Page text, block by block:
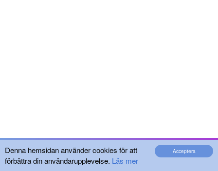
Acceptera
Denna hemsidan använder cookies för att
förbättra din användarupplevelse. Läs mer